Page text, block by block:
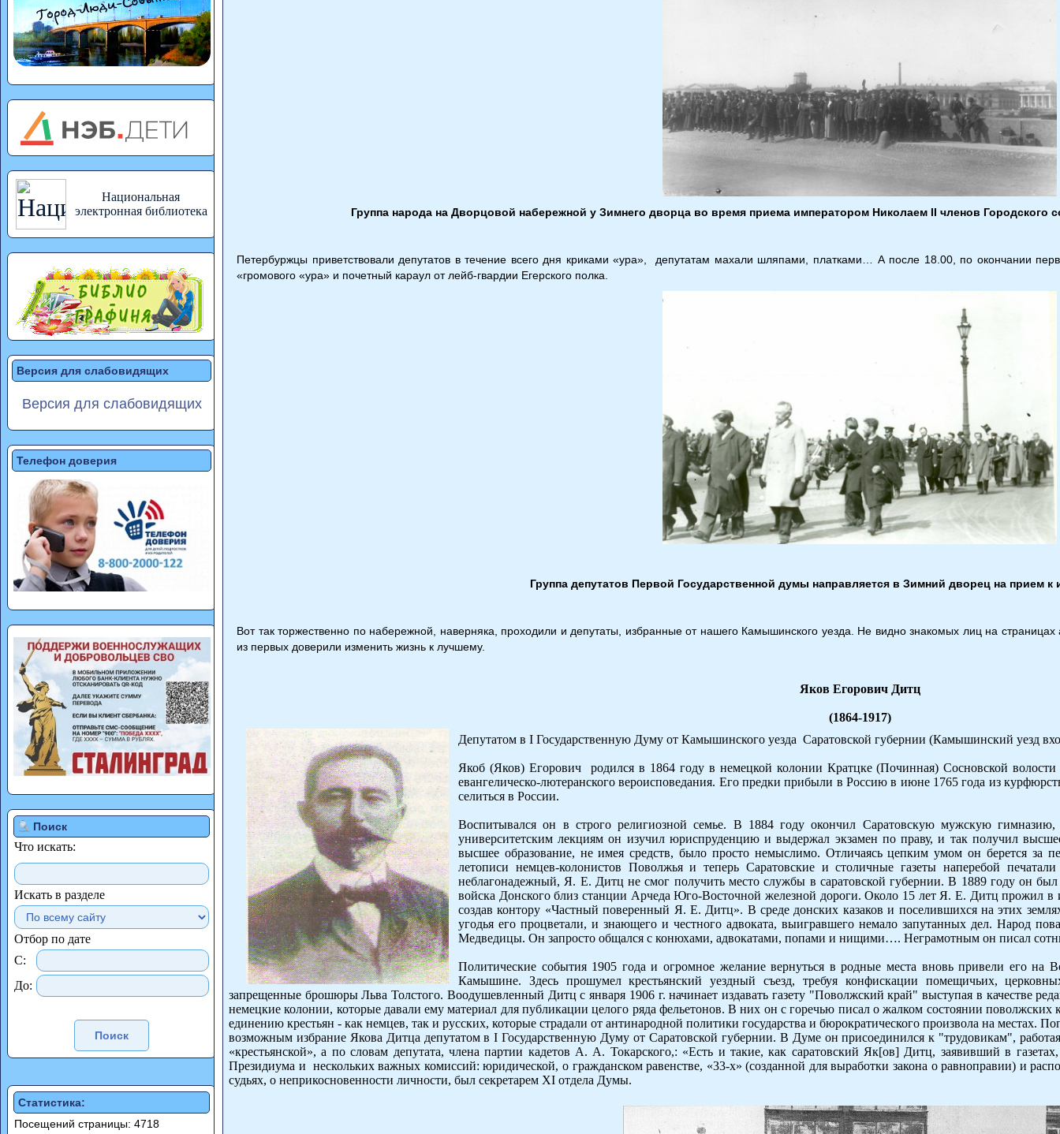
Национальная
электронная библиотека
Версия для слабовидящих
Версия для слабовидящих
Телефон доверия
Поиск
Что искать:
Искать в разделе
Отбор по дате
С:
До:
Статистика:
Посещений страницы: 4718
Группа народа на Дворцовой набережной у Зимнего дворца во время приема императором Николаем II членов Городского
Петербуржцы приветствовали депутатов в течение всего дня криками «ура», депутатам махали шляпами, платками… А после 18.00, по окончании
«громового «ура» и почетный караул от лейб-гвардии Егерского полка.
Группа депутатов Первой Государственной думы направляется в Зимний дворец на прием
Вот так торжественно по набережной, наверняка, проходили и депутаты, избранные от нашего Камышинского уезда. Не видно знакомых лиц на
из первых доверили изменить жизнь к лучшему.
Яков Егорович Дитц
(1864-1917)
Депутатом в I Государственную Думу от Камышинского уезда Саратовской губернии (Камышинский уезд
Якоб (Яков) Егорович родился в 1864 году в немецкой колонии Кратцке (Починная) Сосновской
евангелическо-лютеранского вероисповедания. Его предки прибыли в Россию в июне 1765 года из
селиться в России.
Воспитывался он в строго религиозной семье. В 1884 году окончил Саратовскую мужскую
университетским лекциям он изучил юриспруденцию и выдержал экзамен по праву, и так получил
высшее образование, не имея средств, было просто немыслимо. Отличаясь цепким умом он берется за
летописи немцев-колонистов Поволжья и теперь Саратовские и столичные газеты наперебой
неблагонадежный, Я. Е. Дитц не смог получить место службы в саратовской губернии. В 1889 году он
войска Донского близ станции Арчеда Юго-Восточной железной дороги. Около 15 лет Я. Е. Дитц прожил в
создав контору «Частный поверенный Я. Е. Дитц». В среде донских казаков и поселившихся на этих
угодья его процветали, и знающего и честного адвоката, выигравшего немало запутанных дел. Народ
Медведицы. Он запросто общался с конюхами, адвокатами, попами и нищими…. Неграмотным он писал
Политические события 1905 года и огромное желание вернуться в родные места вновь привели его на
Камышине. Здесь прошумел крестьянский уездный съезд, требуя конфискации помещичьих,
запрещенные брошюры Льва Толстого. Воодушевленный Дитц с января 1906 г. начинает издавать газету "Поволжский край" выступая в качестве
немецкие колонии, которые давали ему материал для публикации целого ряда фельетонов. В них он с горечью писал о жалком состоянии
единению крестьян - как немцев, так и русских, которые страдали от антинародной политики государства и бюрократического произвола на местах.
возможным избрание Якова Дитца депутатом в I Государственную Думу от Саратовской губернии. В Думе он присоединился к "трудовикам",
«крестьянской», а по словам депутата, члена партии кадетов А. А. Токарского,: «Есть и такие, как саратовский Як[ов] Дитц, заявивший в
Президиума и нескольких важных комиссий: юридической, о гражданском равенстве, «33-х» (созданной для выработки закона о равноправии) и
судьях, о неприкосновенности личности, был секретарем XI отдела Думы.